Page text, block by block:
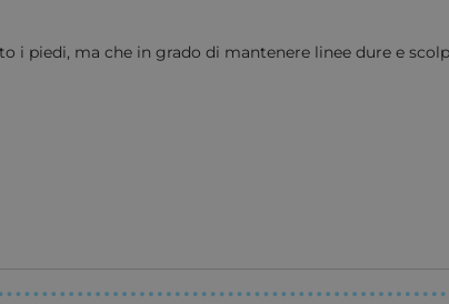
i piedi, ma che in grado di mantenere linee dure e